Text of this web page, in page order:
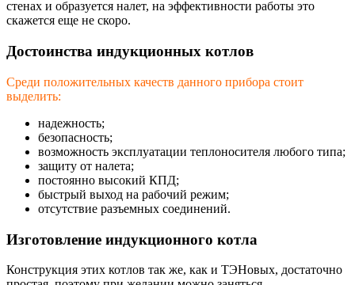
стенах и образуется налет, на эффективности работы это
скажется еще не скоро.
Достоинства индукционных котлов
Среди положительных качеств данного прибора стоит
выделить:
надежность;
безопасность;
возможность эксплуатации теплоносителя любого типа;
защиту от налета;
постоянно высокий КПД;
быстрый выход на рабочий режим;
отсутствие разъемных соединений.
Изготовление индукционного котла
Конструкция этих котлов так же, как и ТЭНовых, достаточно